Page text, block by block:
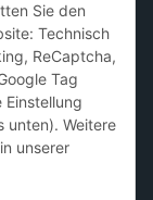
Sleeves,Toploader
/ Pocket Pages
Sie den
Technisch
ReCaptcha,
Tag
Einstellung
unten). Weitere
unserer